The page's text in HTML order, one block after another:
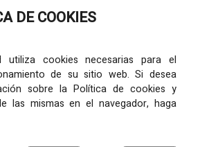
DE COOKIES
utiliza cookies necesarias para el
de su sitio web. Si desea
sobre la Política de cookies y
las mismas en el navegador, haga